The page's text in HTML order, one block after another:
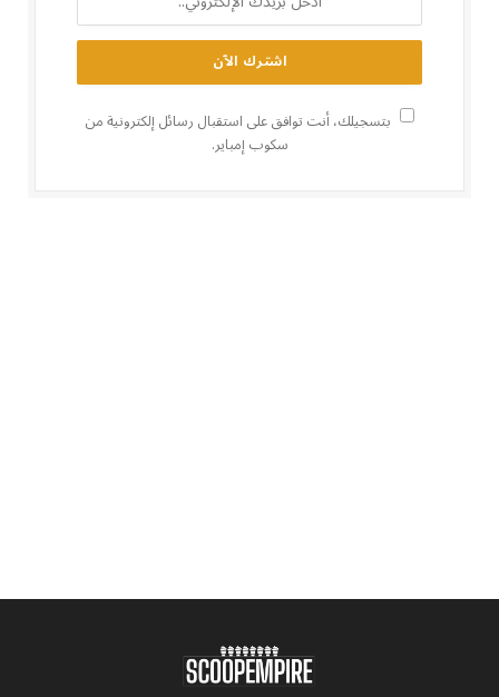
بتسجيلك، أنت توافق على استقبال رسائل إلكترونية من
سكوب إمباير.